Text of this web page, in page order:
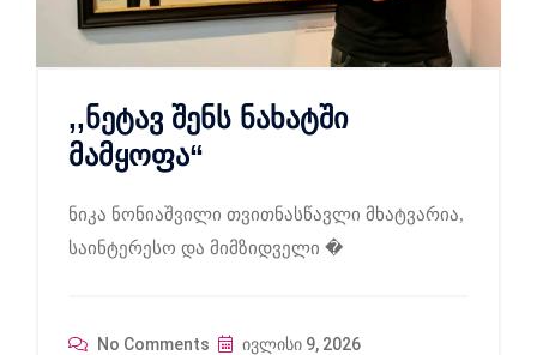
,,ნეტავ შენს ნახატში
მამყოფა“
ნიკა ნონიაშვილი თვითნასწავლი მხატვარია,
საინტერესო და მიმზიდველი �
No Comments ივლისი 9, 2026